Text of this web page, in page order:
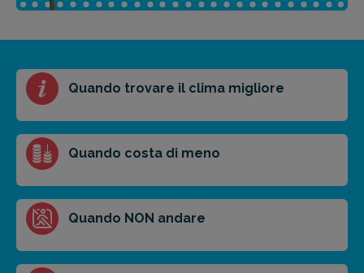
Riassunto dell'articolo
Scegli il formato del riassunto
Breve Medio Punti chiave
prossima destinazione di viaggio.
FAI PREVENTIVO
Quando trovare il clima migliore
Quando costa di meno
Quando NON andare